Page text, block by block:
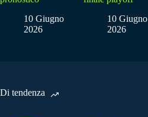
10 Giugno
2026
10 Giugno
2026
Di tendenza